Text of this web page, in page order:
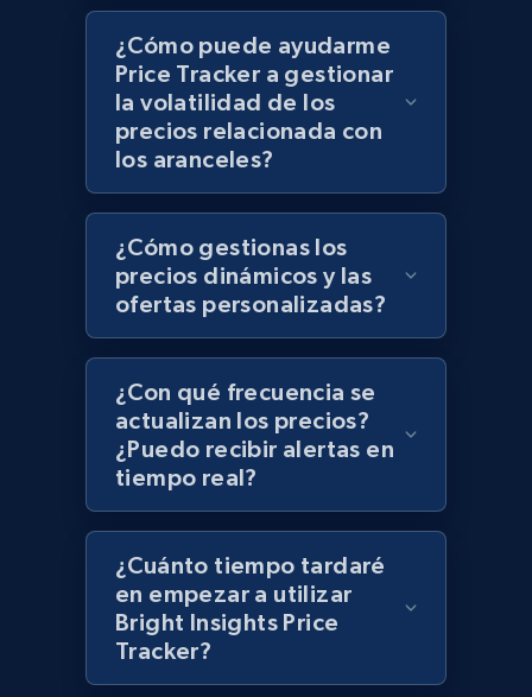
Zara - Products - discovery by category url
Category id, Product id, Product name, Price,
Currency, Colour code, Colour, Description, and
1.2K+ Comenzar ahora
Best Buy products
URL, Product id, Title, Images, Final price,
Currency, Discount, Initial price, and more.
1.1K+ 149+
Best Buy products - Collect data on
products using specified keywords
URL, Product id, Title, Images, Final price,
Currency, Discount, Initial price, and more.
¿Cómo puede ayudarme
Price Tracker a gestionar
la volatilidad de los
precios relacionada con
los aranceles?
¿Cómo gestionas los
precios dinámicos y las
ofertas personalizadas?
¿Con qué frecuencia se
actualizan los precios?
¿Puedo recibir alertas en
tiempo real?
¿Cuánto tiempo tardaré
en empezar a utilizar
Bright Insights Price
Tracker?